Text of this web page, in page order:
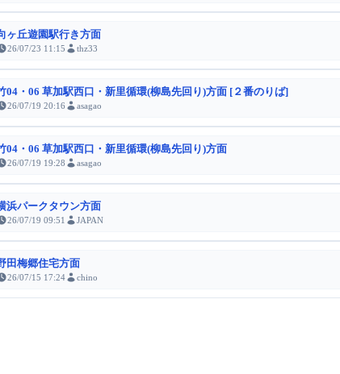
ヶ丘遊園駅行き方面
26/07/23 11:15 thz33
04・06 草加駅西口・新里循環(柳島先回り)方面 [２番のりば]
26/07/19 20:16 asagao
04・06 草加駅西口・新里循環(柳島先回り)方面
26/07/19 19:28 asagao
浜パークタウン方面
26/07/19 09:51 JAPAN
田梅郷住宅方面
26/07/15 17:24 chino